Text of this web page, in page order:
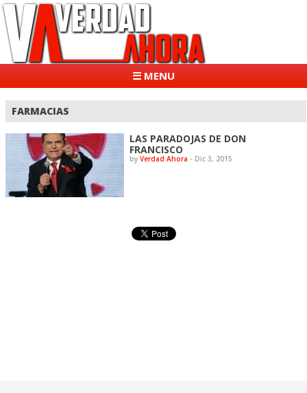
☰ MENU
FARMACIAS
LAS PARADOJAS DE DON
FRANCISCO
byVerdad Ahora - Dic 3, 2015